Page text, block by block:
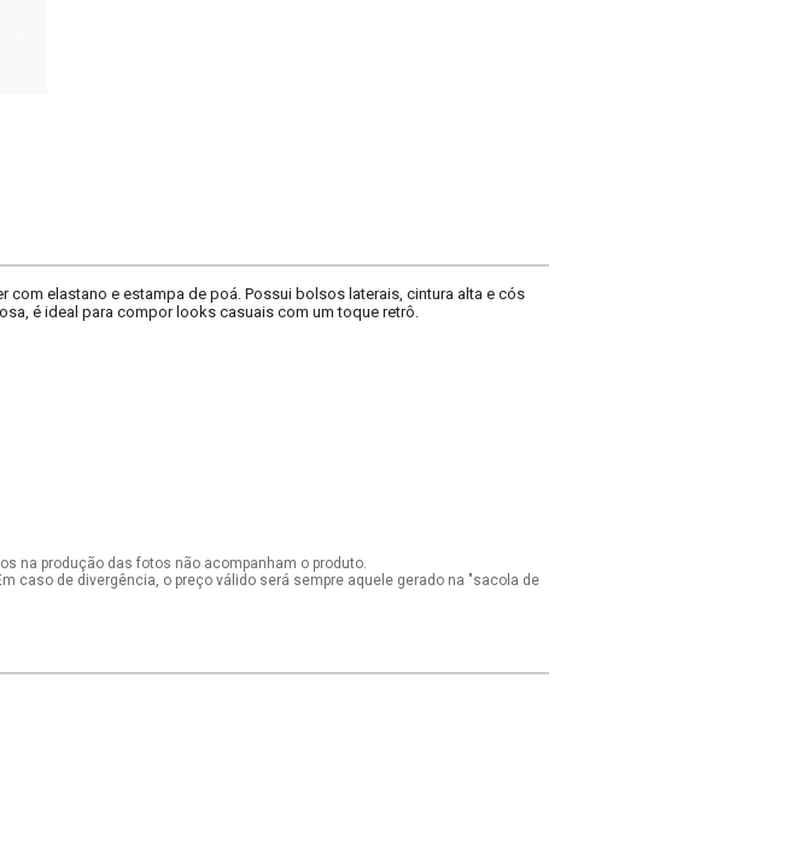
elastano e estampa de poá. Possui bolsos laterais, cintura alta e cós
é ideal para compor looks casuais com um toque retrô.
na produção das fotos não acompanham o produto.
caso de divergência, o preço válido será sempre aquele gerado na "sacola de